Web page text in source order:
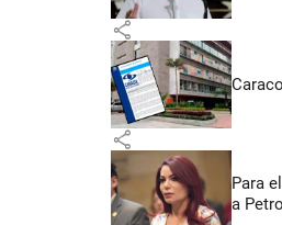
share
share
Para
a Petro